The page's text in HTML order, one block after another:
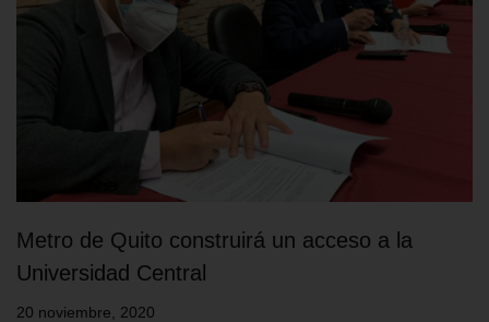
Metro de Quito construirá un acceso a la
Universidad Central
20 noviembre, 2020